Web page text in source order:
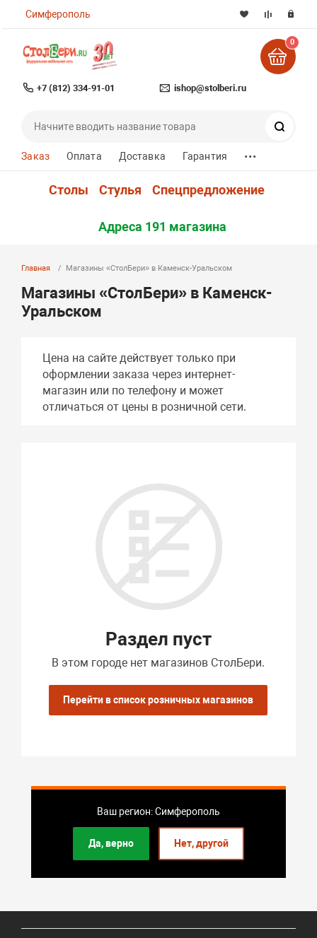
Симферополь
Ваш регион: Симферополь
Да, верно Нет, другой
+7 (812) 334-91-01 ishop@stolberi.ru
0
Заказ Оплата Доставка Гарантия ...
Столы Стулья Спецпредложение
Адреса 191 магазина
Главная Магазины «СтолБери» в Каменск-Уральском
Магазины «СтолБери» в Каменск-
Уральском
Цена на сайте действует только при
оформлении заказа через интернет-
магазин или по телефону и может
отличаться от цены в розничной сети.
Раздел пуст
В этом городе нет магазинов СтолБери.
Перейти в список розничных магазинов